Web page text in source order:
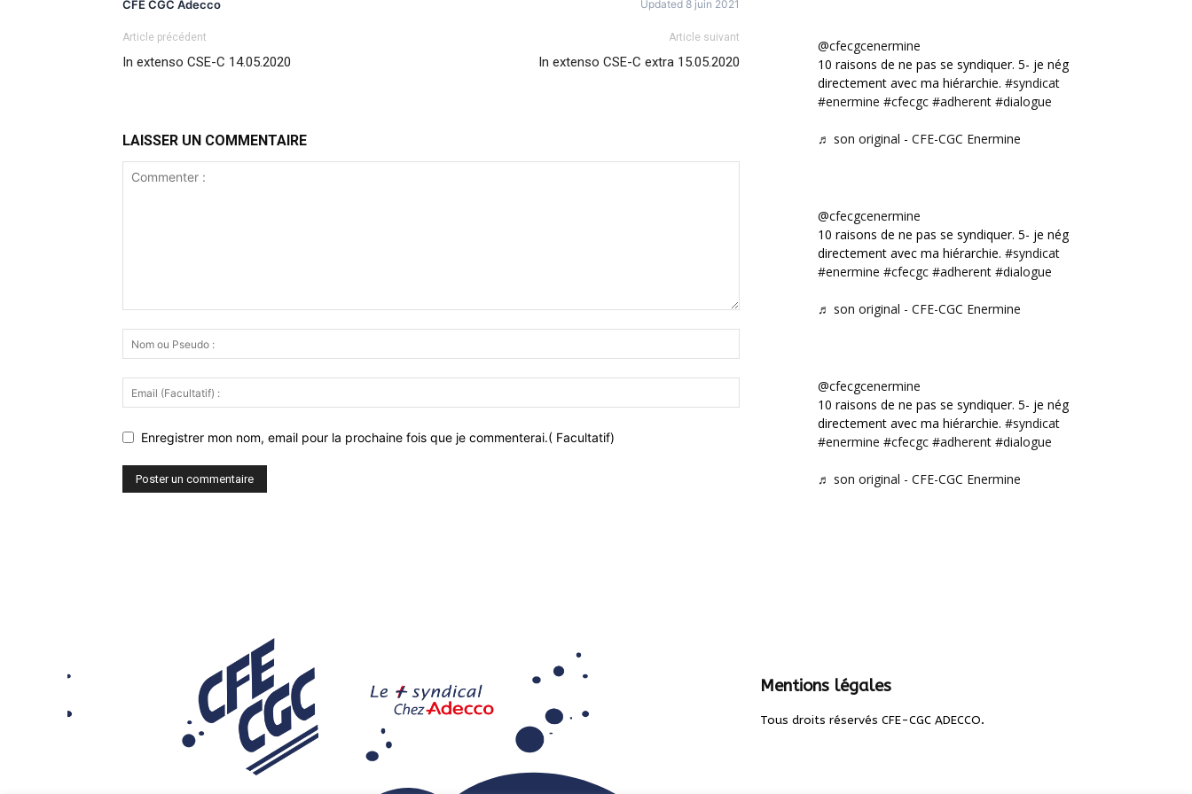
CFE CGC Adecco Updated 8 juin 2021
Article précédent
In extenso CSE-C 14.05.2020
Article suivant
In extenso CSE-C extra 15.05.2020
LAISSER UN COMMENTAIRE
Enregistrer mon nom, email pour la prochaine fois que je commenterai.( Facultatif)
@cfecgcenermine
10 raisons de ne pas se syndiquer. 5- je négocie
directement avec ma hiérarchie. #syndicat
#enermine #cfecgc #adherent #dialogue
♬ son original - CFE-CGC Enermine
@cfecgcenermine
10 raisons de ne pas se syndiquer. 5- je négocie
directement avec ma hiérarchie. #syndicat
#enermine #cfecgc #adherent #dialogue
♬ son original - CFE-CGC Enermine
@cfecgcenermine
10 raisons de ne pas se syndiquer. 5- je négocie
directement avec ma hiérarchie. #syndicat
#enermine #cfecgc #adherent #dialogue
♬ son original - CFE-CGC Enermine
Mentions légales
Tous droits réservés CFE-CGC ADECCO.